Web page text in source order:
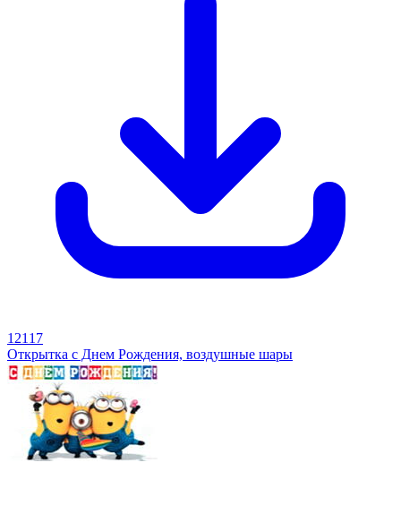
12117
Открытка с Днем Рождения, воздушные шары